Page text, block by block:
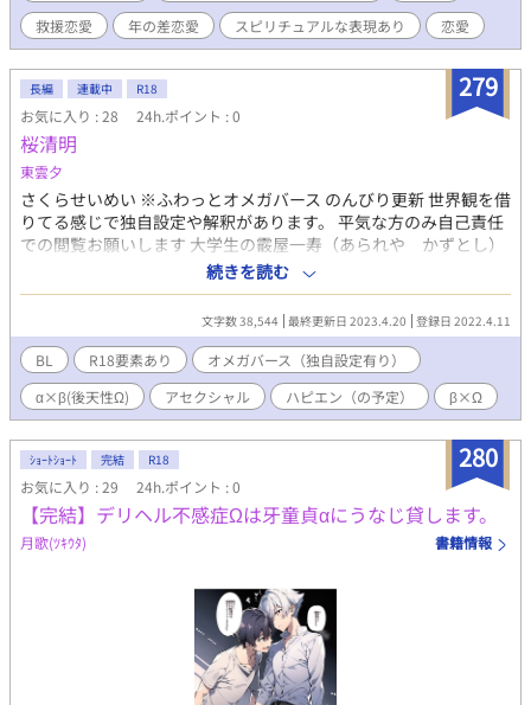
救援恋愛
年の差恋愛 スピリチュアルな表現あり 恋愛
279
長編 連載中 R18
お気に入り : 28 24h.ポイント : 0
桜清明
東雲夕
さくらせいめい ※ふわっとオメガバース のんびり更新 世界観を借
りてる感じで独自設定や解釈があります。 平気な方のみ自己責任
での閲覧お願いします 大学生の霰屋一寿（あられや かずとし）
は 実家の花屋の店番中に、ヒートを起こしたΩの山中桂（やまな
か けい）を助けた縁で懐かれてしまう。 自分は人を愛せない人
間なのでは無いかという悩みを抱える一寿に、桂は特殊Ωとして
生まれ、αを求めない異質な存在である悩みとバース性とどう向き
合えば良いのかという葛藤を打ち明ける。 一方でβの自分には無
縁と思っていたはずのフェロモンの香りを一寿は感じるようにな
っていた。 そして自分が知らないうちに高位のαと接種していた
事を知るのだった。 攻めは溺愛の準備は万端搦手でくる自分のΩ
が大好きαですが当分出てきません。 うんと昔に色々仕込んでて
熟成するのをじっと待ってる気の長いハンタータイプ。 なのでし
ばらくは奴の存在はにおわせだけです。もうしばらくお待ちくだ
さいませ。 ダイナミクスに絡んで性的マイノリティに関する話題
になる予定です。 地雷の方は踏み抜く前にブラウザバック推奨で
続きを読む
文字数 38,544 最終更新日 2023.4.20 登録日 2022.4.11
BL R18要素あり
オメガバース（独自設定有り）
α×β(後天性Ω)
アセクシャル ハピエン（の予定） β×Ω
280
ｼｮｰﾄｼｮｰﾄ 完結 R18
お気に入り : 29 24h.ポイント : 0
【完結】デリヘル不感症Ωは牙童貞αにうなじ貸します。
月歌(ﾂｷｳﾀ) 書籍情報